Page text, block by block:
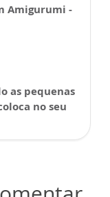
Amigurumi -
as pequenas
no seu